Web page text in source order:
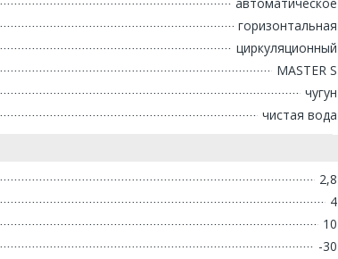
горизонтальная
циркуляционный
MASTER S
чугун
чистая вода
2,8
4
10
-30